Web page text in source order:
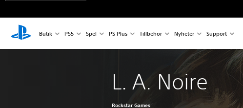
Butik PS5 Spel PS Plus Tillbehör Nyheter Support
L. A. Noire
Rockstar Games